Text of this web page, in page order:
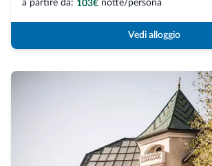
a partire da: 103€ notte/persona
Vedi alloggio